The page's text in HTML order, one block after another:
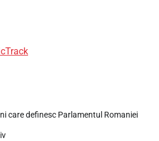
care definesc Parlamentul Romaniei